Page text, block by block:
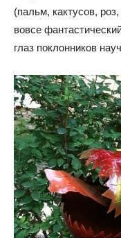
(пальм, кактусов,
вовсе
глаз поклонников